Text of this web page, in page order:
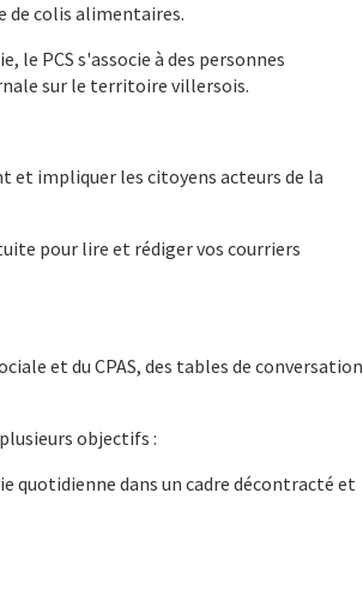
de colis alimentaires.
le PCS s'associe à des personnes
sur le territoire villersois.
et impliquer les citoyens acteurs de la
pour lire et rédiger vos courriers
et du CPAS, des tables de conversation
objectifs :
quotidienne dans un cadre décontracté et